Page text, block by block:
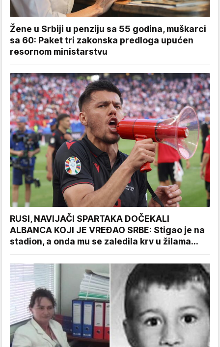
Žene u Srbiji u penziju sa 55 godina, muškarci
sa 60: Paket tri zakonska predloga upućen
resornom ministarstvu
RUSI, NAVIJAČI SPARTAKA DOČEKALI
ALBANCA KOJI JE VREĐAO SRBE: Stigao je na
stadion, a onda mu se zaledila krv u žilama...